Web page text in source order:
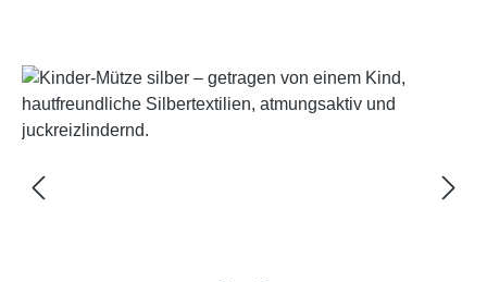
Bildergalerie überspringen